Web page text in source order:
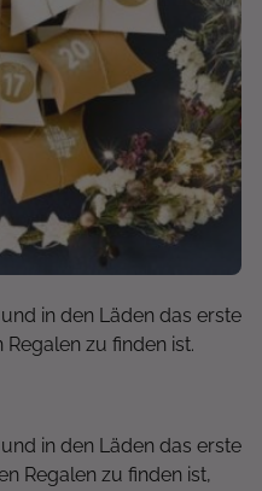
in den Läden das erste
zu finden ist.
in den Läden das erste
Regalen zu finden ist,